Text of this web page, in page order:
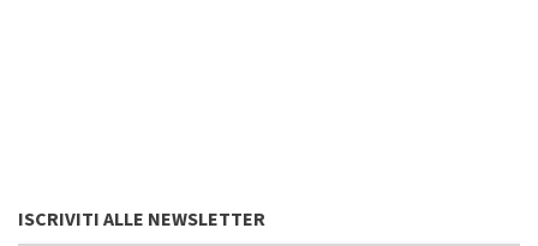
ISCRIVITI ALLE NEWSLETTER